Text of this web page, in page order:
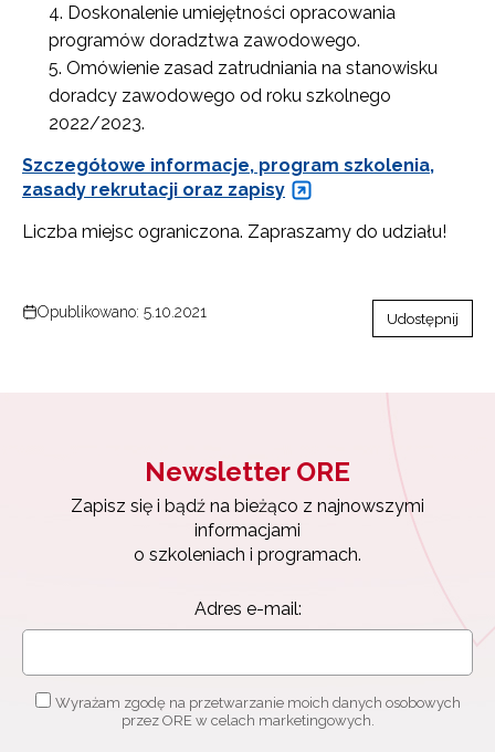
Doskonalenie umiejętności opracowania
programów doradztwa zawodowego.
Omówienie zasad zatrudniania na stanowisku
doradcy zawodowego od roku szkolnego
2022/2023.
Szczegółowe informacje, program szkolenia,
zasady rekrutacji oraz zapisy
Liczba miejsc ograniczona. Zapraszamy do udziału!
Opublikowano: 5.10.2021 Udostępnij
Newsletter ORE
Zapisz się i bądź na bieżąco z najnowszymi
informacjami
o szkoleniach i programach.
Adres e-mail:
Wyrażam zgodę na przetwarzanie moich danych osobowych
przez ORE w celach marketingowych.
Zapisz się i bądź na bieżąco z najnowszymi
Adres e-mail: